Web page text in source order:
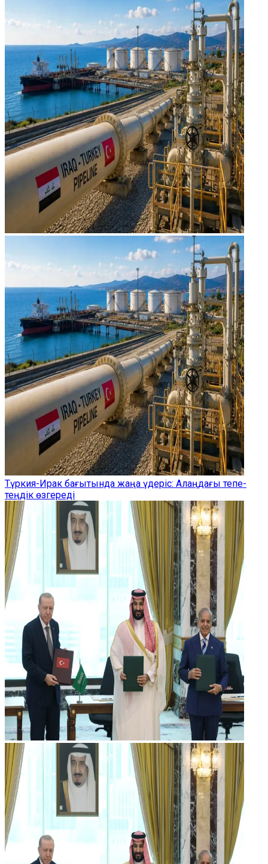
Түркия-Ирак бағытында жаңа үдеріс: Алаңдағы тепе-
теңдік өзгереді